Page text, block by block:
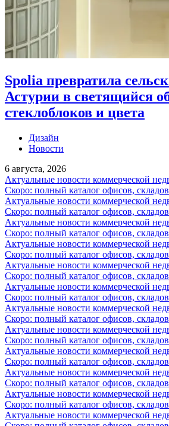
Spolia превратила
Астурии в светящийся
стеклоблоков и цвета
Дизайн
Новости
6 августа, 2026
Актуальные новости коммерческой
Скоро: полный каталог офисов,
Актуальные новости коммерческой
Скоро: полный каталог офисов,
Актуальные новости коммерческой
Скоро: полный каталог офисов,
Актуальные новости коммерческой
Скоро: полный каталог офисов,
Актуальные новости коммерческой
Скоро: полный каталог офисов,
Актуальные новости коммерческой
Скоро: полный каталог офисов,
Актуальные новости коммерческой
Скоро: полный каталог офисов,
Актуальные новости коммерческой
Скоро: полный каталог офисов,
Актуальные новости коммерческой
Скоро: полный каталог офисов,
Актуальные новости коммерческой
Скоро: полный каталог офисов,
Актуальные новости коммерческой
Скоро: полный каталог офисов,
Актуальные новости коммерческой